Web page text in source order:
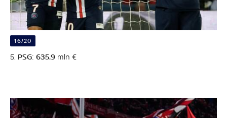
16/20
5. PSG: 635.9 mln €